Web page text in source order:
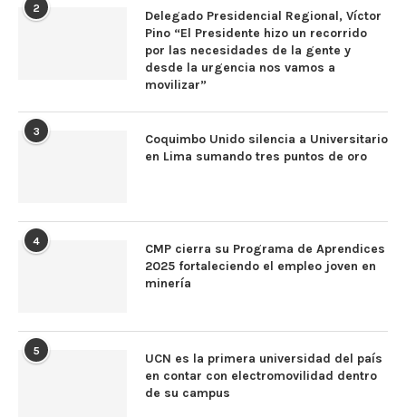
2
Delegado Presidencial Regional, Víctor
Pino “El Presidente hizo un recorrido
por las necesidades de la gente y
desde la urgencia nos vamos a
movilizar”
3
Coquimbo Unido silencia a Universitario
en Lima sumando tres puntos de oro
4
CMP cierra su Programa de Aprendices
2025 fortaleciendo el empleo joven en
minería
5
UCN es la primera universidad del país
en contar con electromovilidad dentro
de su campus